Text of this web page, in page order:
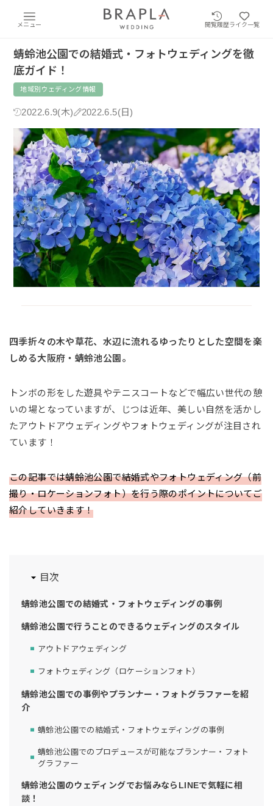
メニュー 閲覧履歴ライク一覧
蜻蛉池公園での結婚式・フォトウェディングを徹
底ガイド！
地域別ウェディング情報
2022.6.9(木) 2022.6.5(日)
四季折々の木や草花、水辺に流れるゆったりとした空間を楽
しめる大阪府・蜻蛉池公園。
トンボの形をした遊具やテニスコートなどで幅広い世代の憩
いの場となっていますが、じつは近年、美しい自然を活かし
たアウトドアウェディングやフォトウェディングが注目され
ています！
この記事では蜻蛉池公園で結婚式やフォトウェディング（前
撮り・ロケーションフォト）を行う際のポイントについてご
紹介していきます！
目次
蜻蛉池公園での結婚式・フォトウェディングの事例
蜻蛉池公園で行うことのできるウェディングのスタイル
アウトドアウェディング
フォトウェディング（ロケーションフォト）
蜻蛉池公園での事例やプランナー・フォトグラファーを紹
介
蜻蛉池公園での結婚式・フォトウェディングの事例
蜻蛉池公園でのプロデュースが可能なプランナー・フォト
グラファー
蜻蛉池公園のウェディングでお悩みならLINEで気軽に相
談！